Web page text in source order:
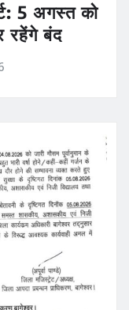
5 अगस्त को
रहेंगे बंद